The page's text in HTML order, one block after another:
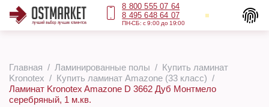
8 800 555 07 64
8 495 648 64 07
ПН-СБ: с 9:00 до 19:00
Главная Ламинированные полы
Купить ламинат
Kronotex
Купить ламинат Amazone (33 класс)
Ламинат Kronotex Amazone D 3662 Дуб Монтмело
серебряный, 1 м.кв.